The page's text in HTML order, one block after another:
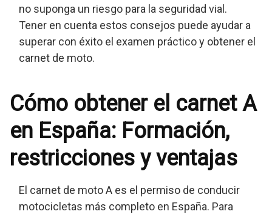
no suponga un riesgo para la seguridad vial.
Tener en cuenta estos consejos puede ayudar a
superar con éxito el examen práctico y obtener el
carnet de moto.
Cómo obtener el carnet A
en España: Formación,
restricciones y ventajas
El carnet de moto A es el permiso de conducir
motocicletas más completo en España. Para